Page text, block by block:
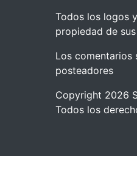
Todos los logos
propiedad de
Los comentarios
posteadores
Copyright 2026
Todos los